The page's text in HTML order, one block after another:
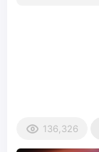
136,326